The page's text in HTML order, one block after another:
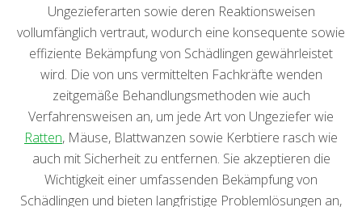
Ungezieferarten sowie deren Reaktionsweisen
vollumfänglich vertraut, wodurch eine konsequente sowie
effiziente Bekämpfung von Schädlingen gewährleistet
wird. Die von uns vermittelten Fachkräfte wenden
zeitgemäße Behandlungsmethoden wie auch
Verfahrensweisen an, um jede Art von Ungeziefer wie
Ratten, Mäuse, Blattwanzen sowie Kerbtiere rasch wie
auch mit Sicherheit zu entfernen. Sie akzeptieren die
Wichtigkeit einer umfassenden Bekämpfung von
Schädlingen und bieten langfristige Problemlösungen an,